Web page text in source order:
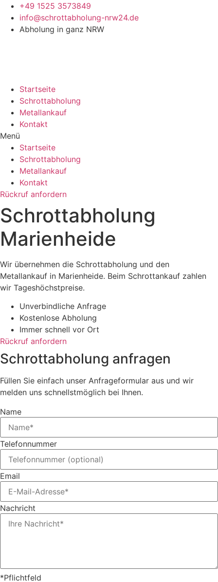
Zum
Inhalt
springen
+49 1525 3573849
info@schrottabholung-nrw24.de
Abholung in ganz NRW
Startseite
Schrottabholung
Metallankauf
Kontakt
Menü
Startseite
Schrottabholung
Metallankauf
Kontakt
Rückruf anfordern
Schrottabholung
Marienheide
Wir übernehmen die Schrottabholung und den
Metallankauf in Marienheide. Beim Schrottankauf zahlen
wir Tageshöchstpreise.
Unverbindliche Anfrage
Kostenlose Abholung
Immer schnell vor Ort
Rückruf anfordern
Schrottabholung anfragen
Füllen Sie einfach unser Anfrageformular aus und wir
melden uns schnellstmöglich bei Ihnen.
Name
Telefonnummer
Email
Nachricht
*Pflichtfeld